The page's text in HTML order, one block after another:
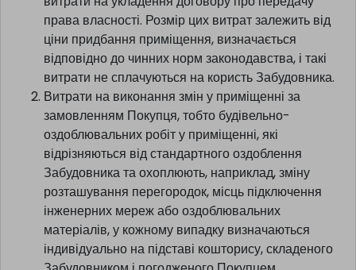
витрат на нотаріальний тариф і судовий збір,
пов’язаний із внесенням запису до земельно-
іпотечного реєстру, а також у повному обсязі
витрати на укладення договору про передачу
права власності. Розмір цих витрат залежить від
ціни придбання приміщення, визначається
відповідно до чинних норм законодавства, і такі
витрати не сплачуються на користь Забудовника.
Витрати на виконання змін у приміщенні за
замовленням Покупця, тобто будівельно-
оздоблювальних робіт у приміщенні, які
відрізняються від стандартного оздоблення
Забудовника та охоплюють, наприклад, зміну
розташування перегородок, місць підключення